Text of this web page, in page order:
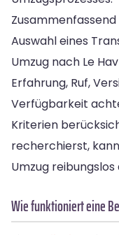
Auswahl eines
Umzug nach Le
Erfahrung, Ruf,
Verfügbarkeit
Kriterien
recherchierst,
Umzug
Wie funktioniert eine